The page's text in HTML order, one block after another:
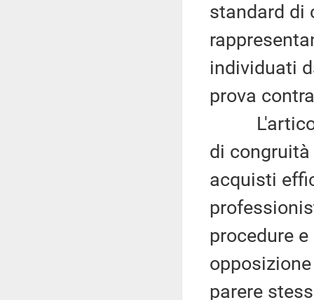
standard di
individuati
prova
L'articolo
di
acquisti
procedure
parere